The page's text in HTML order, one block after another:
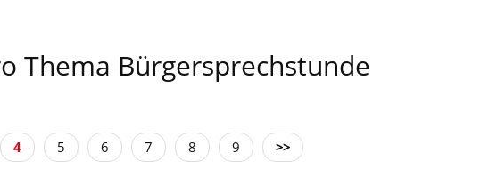
Thema Bürgersprechstunde
4 5 6 7 8 9 >>